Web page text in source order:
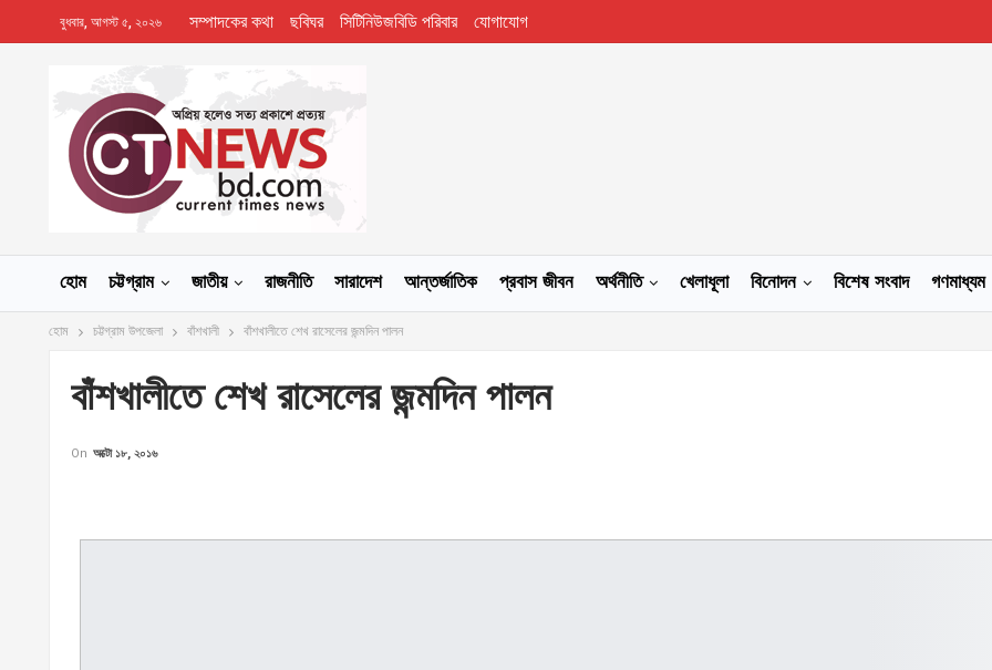
বুধবার, আগস্ট ৫, ২০২৬ সম্পাদকের কথা ছবিঘর সিটিনিউজবিডি পরিবার যোগাযোগ
হোম চট্টগ্রাম জাতীয় রাজনীতি সারাদেশ আন্তর্জাতিক প্রবাস জীবন অর্থনীতি খেলাধূলা বিনোদন বিশেষ সংবাদ গণমাধ্যম
হোম চট্টগ্রাম উপজেলা বাঁশখালী বাঁশখালীতে শেখ রাসেলের জন্মদিন পালন
বাঁশখালীতে শেখ রাসেলের জন্মদিন পালন
On অক্টো ১৮, ২০১৬